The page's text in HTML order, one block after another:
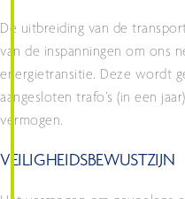
De uitbreiding van de
van de inspanningen om ons
energietransitie. Deze wordt
aangesloten trafo’s (in een
vermogen.
VEILIGHEIDSBEWUSTZIJN